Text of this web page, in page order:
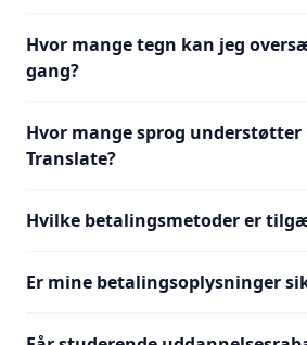
Hvor mange tegn kan jeg
gang?
Hvor mange sprog understøtter
Translate?
Hvilke betalingsmetoder er
Er mine betalingsoplysninger